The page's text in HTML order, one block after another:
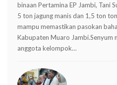
binaan Pertamina EP Jambi, Tani
5 ton jagung manis dan 1,5 ton
mampu memastikan pasokan
Kabupaten Muaro Jambi.Senyum
anggota kelompok…